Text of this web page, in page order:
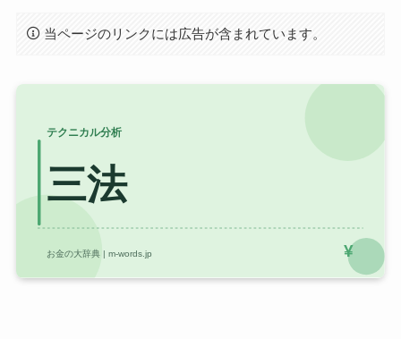
当ページのリンクには広告が含まれています。